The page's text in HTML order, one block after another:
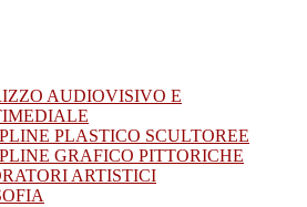
AUDIOVISIVO E
PLASTICO SCULTOREE
GRAFICO PITTORICHE
ARTISTICI